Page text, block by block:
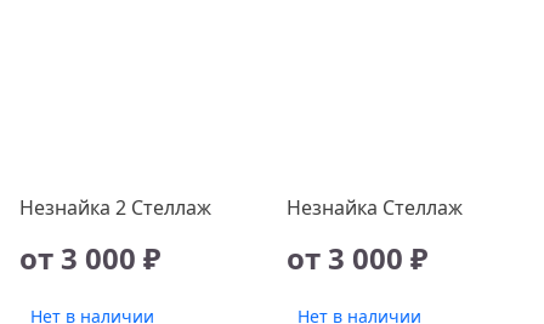
Незнайка 2 Стеллаж
от 3 000 ₽
Нет в наличии
Незнайка Стеллаж
от 3 000 ₽
Нет в наличии